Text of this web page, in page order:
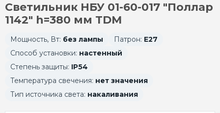
Светильник НБУ 01-60-017 "Поллар
1142" h=380 мм TDM
Мощность, Вт: без лампы Патрон: E27
Способ установки: настенный
Степень защиты: IP54
Температура свечения: нет значения
Тип источника света: накаливания